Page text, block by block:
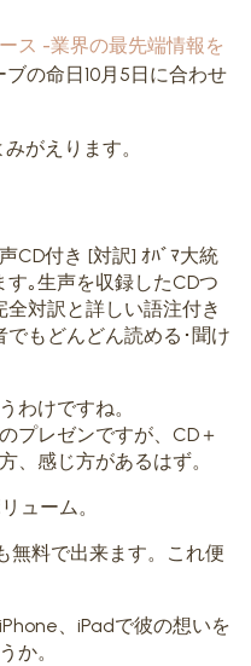
ス -業界の最先端情報を
の命日10月5日に合わせ
がえります。
CD付き [対訳] ｵﾊﾞﾏ大統
｡生声を収録したCDつ
対訳と詳しい語注付き
もどんどん読める･聞け
わけですね。
プレゼンですが、CD＋
、感じ方があるはず。
ューム。
無料で出来ます。これ便
、iPadで彼の想いを
か。